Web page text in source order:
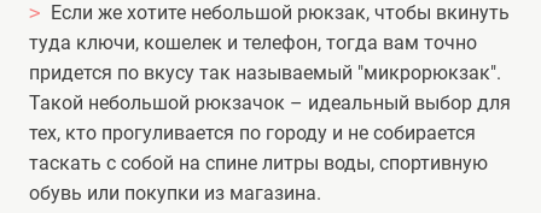
Если же хотите небольшой рюкзак, чтобы вкинуть
туда ключи, кошелек и телефон, тогда вам точно
придется по вкусу так называемый "микрорюкзак".
Такой небольшой рюкзачок – идеальный выбор для
тех, кто прогуливается по городу и не собирается
таскать с собой на спине литры воды, спортивную
обувь или покупки из магазина.